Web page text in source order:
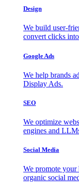
Design
We build user-
convert clicks
Google Ads
We help brands
Display Ads.
SEO
We optimize
engines and
Social Media
We promote your
organic social